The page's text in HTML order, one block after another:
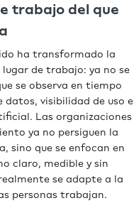
trabajo del que
ha transformado la
lugar de trabajo: ya no se
se observa en tiempo
datos, visibilidad de uso e
Las organizaciones
ya no persiguen la
sino que se enfocan en
claro, medible y sin
se adapte a la
personas trabajan.